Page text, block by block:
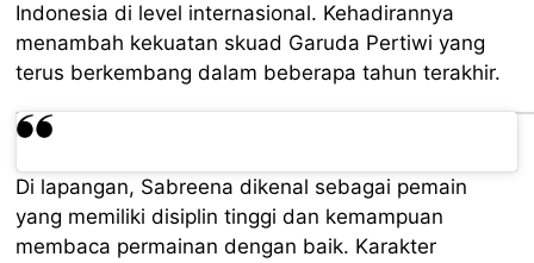
Indonesia di level internasional. Kehadirannya
menambah kekuatan skuad Garuda Pertiwi yang
terus berkembang dalam beberapa tahun terakhir.
Di lapangan, Sabreena dikenal sebagai pemain
yang memiliki disiplin tinggi dan kemampuan
membaca permainan dengan baik. Karakter